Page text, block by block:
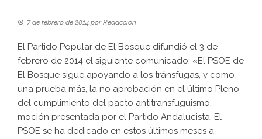
7 de febrero de 2014 porRedacción
El Partido Popular de El Bosque difundió el 3 de
febrero de 2014 el siguiente comunicado: «El PSOE de
El Bosque sigue apoyando a los tránsfugas, y como
una prueba más, la no aprobación en el último Pleno
del cumplimiento del pacto antitransfuguismo,
moción presentada por el Partido Andalucista. El
PSOE se ha dedicado en estos últimos meses a